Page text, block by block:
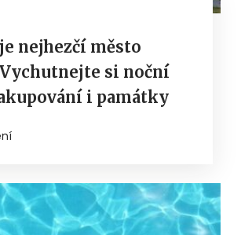
nejhezčí město
si noční
i památky